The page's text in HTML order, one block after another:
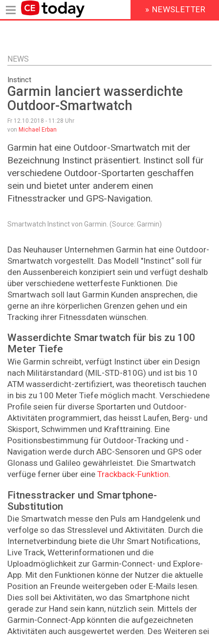
Inhalt
HEADER
MENU
» NEWSLETTER
NEWS
Instinct
Garmin lanciert wasserdichte
Outdoor-Smartwatch
Fr 12.10.2018 - 11:28 Uhr
von Michael Erban
Garmin hat eine Outdoor-Smartwatch mit der
Bezeichnung Instinct präsentiert. Instinct soll für
verschiedene Outdoor-Sportarten geschaffen
sein und bietet unter anderem einen
Fitnesstracker und GPS-Navigation.
Smartwatch Instinct von Garmin. (Source: Garmin)
Das Neuhauser Unternehmen Garmin hat eine Outdoor-
Smartwatch vorgestellt. Das Modell "Instinct“ soll für
den Aussenbereich konzipiert sein und verfügt deshalb
über verschiedene wetterfeste Funktionen. Die
Smartwach soll laut Garmin Kunden ansprechen, die
gerne an ihre körperlichen Grenzen gehen und ein
Tracking ihrer Fitnessdaten wünschen.
Wasserdichte Smartwatch für bis zu 100
Meter Tiefe
Wie Garmin schreibt, verfügt Instinct über ein Design
nach Militärstandard (MIL-STD-810G) und ist bis 10
ATM wasserdicht-zertifiziert, was theoretisch tauchen
in bis zu 100 Meter Tiefe möglich macht. Verschiedene
Profile seien für diverse Sportarten und Outdoor-
Aktivitäten programmiert, das heisst Laufen, Berg- und
Skisport, Schwimmen und Krafttraining. Eine
Positionsbestimmung für Outdoor-Tracking und -
Navigation werde durch ABC-Sensoren und GPS oder
Glonass und Galileo gewährleistet. Die Smartwatch
verfüge ferner über eine Trackback-Funktion.
Fitnesstracker und Smartphone-
Substitution
Die Smartwatch messe den Puls am Handgelenk und
verfolge so das Stresslevel und Aktivitäten. Durch die
Internetverbindung biete die Uhr Smart Notifications,
Live Track, Wetterinformationen und die
Uploadmöglichkeit zur Garmin-Connect- und Explore-
App. Mit den Funktionen könne der Nutzer die aktuelle
Position an Freunde weitergeben oder E-Mails lesen.
Dies soll bei Aktivitäten, wo das Smartphone nicht
gerade zur Hand sein kann, nützlich sein. Mittels der
Garmin-Connect-App könnten die aufgezeichneten
Aktivitäten auch ausgewertet werden. Des Weiteren sei